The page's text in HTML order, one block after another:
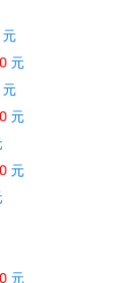
元
元
元
元
元
元